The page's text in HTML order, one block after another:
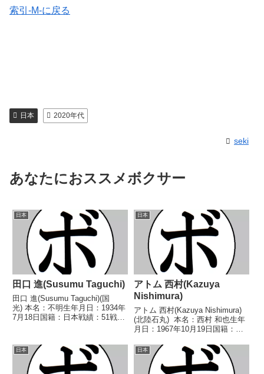
索引-M-に戻る
日本 2020年代
seki
あなたにおススメボクサー
日本
田口 進(Susumu Taguchi)
田口 進(Susumu Taguchi)(国
光) 本名：不明生年月日：1934年
7月18日国籍：日本戦績：51戦34
日本ライトフライ級新人王予選
1951/11/17 ●4...
日本
アトム 西村(Kazuya
Nishimura)
アトム 西村(Kazuya Nishimura)
(北陸石丸) 本名：西村 和也生年
月日：1967年10月19日国籍：日
分 【獲得タイトル】なし 【戦
歴】1989/06/03 ○2RKO 仲宗
根 健一(...
日本 日本